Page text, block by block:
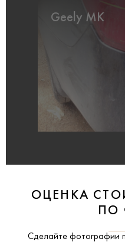
Geely MK
ОЦЕНКА
ПО
Сделайте фотографии